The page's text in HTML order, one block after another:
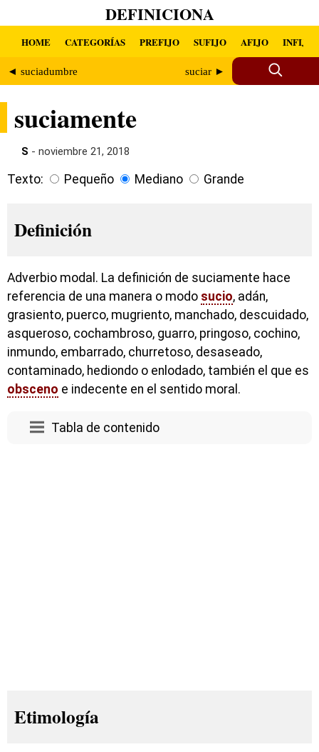
DEFINICIONA
HOME CATEGORÍAS PREFIJO SUFIJO AFIJO INFIJO
◄ suciadumbre suciar ►
suciamente
S - noviembre 21, 2018
Texto: Pequeño Mediano Grande
Definición
Adverbio modal. La definición de suciamente hace
referencia de una manera o modo sucio, adán,
grasiento, puerco, mugriento, manchado, descuidado,
asqueroso, cochambroso, guarro, pringoso, cochino,
inmundo, embarrado, churretoso, desaseado,
contaminado, hediondo o enlodado, también el que es
obsceno e indecente en el sentido moral.
Tabla de contenido
Etimología